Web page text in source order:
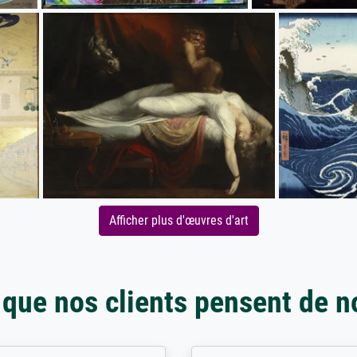
Afficher plus d'œuvres d'art
nos clients pensent de